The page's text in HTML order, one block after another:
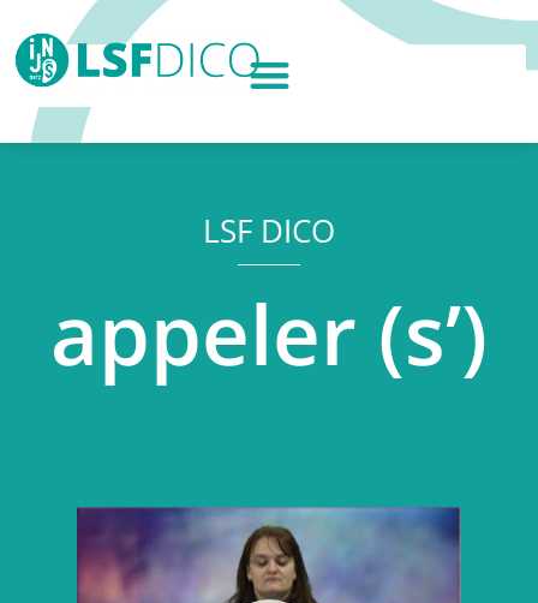
LSF DICO
appeler (s’)
Lecteur
vidéo